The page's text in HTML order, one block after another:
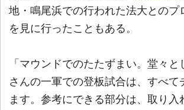
地・鳴尾浜での行われた法大とのプ
を見に行ったこともある。
「マウンドでのたたずまい。堂々
さんの一軍での登板試合は、すべて
ます。参考にできる部分は、取り入